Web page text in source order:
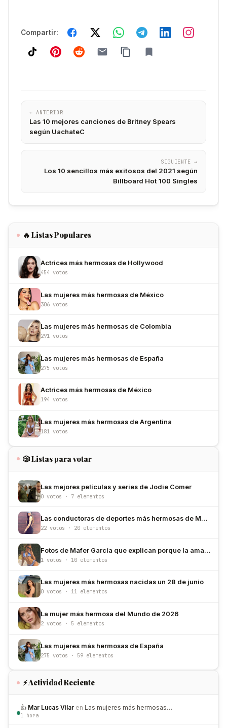
Compartir:
← ANTERIOR
Las 10 mejores canciones de Britney Spears
según UachateC
SIGUIENTE →
Los 10 sencillos más exitosos del 2021 según
Billboard Hot 100 Singles
🔥 Listas Populares
Actrices más hermosas de Hollywood
454 votos
Las mujeres más hermosas de México
306 votos
Las mujeres más hermosas de Colombia
291 votos
Las mujeres más hermosas de España
275 votos
Actrices más hermosas de México
194 votos
Las mujeres más hermosas de Argentina
181 votos
🎲 Listas para votar
Las mejores películas y series de Jodie Comer
0 votos · 7 elementos
Las conductoras de deportes más hermosas de México
22 votos · 20 elementos
Fotos de Mafer García que explican porque la amamos
1 votos · 10 elementos
Las mujeres más hermosas nacidas un 28 de junio
0 votos · 11 elementos
La mujer más hermosa del Mundo de 2026
2 votos · 5 elementos
Las mujeres más hermosas de España
275 votos · 59 elementos
⚡ Actividad Reciente
👍 Mar Lucas Vilar en Las mujeres más hermosas…
1 hora